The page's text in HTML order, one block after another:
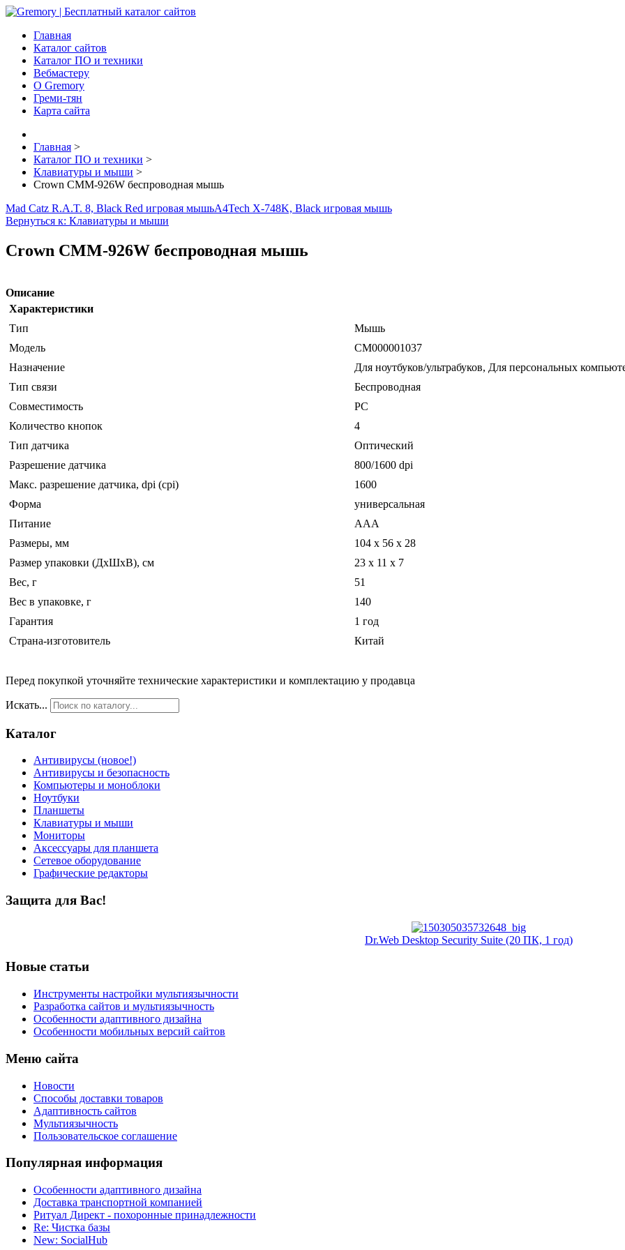
Главная
Каталог сайтов
Каталог ПО и техники
Вебмастеру
О Gremory
Греми-тян
Карта сайта
Главная >
Каталог ПО и техники >
Клавиатуры и мыши >
Crown CMM-926W беспроводная мышь
Mad Catz R.A.T. 8, Black Red игровая мышьA4Tech X-748K, Black игровая мышь
Вернуться к: Клавиатуры и мыши
Crown CMM-926W беспроводная мышь
Описание
Характеристики
Тип
Мышь
Модель
CM000001037
Назначение
Для ноутбуков/ультрабуков, Для персональных
Тип связи
Беспроводная
Совместимость
PC
Количество кнопок
4
Тип датчика
Оптический
Разрешение датчика
800/1600 dpi
Макс. разрешение датчика, dpi (cpi)
1600
Форма
универсальная
Питание
ААА
Размеры, мм
104 х 56 х 28
Размер упаковки (ДхШхВ), см
23 x 11 x 7
Вес, г
51
Вес в упаковке, г
140
Гарантия
1 год
Страна-изготовитель
Китай
Перед покупкой уточняйте технические характеристики и комплектацию у продавца
Искать...
Каталог
Антивирусы (новое!)
Антивирусы и безопасность
Компьютеры и моноблоки
Ноутбуки
Планшеты
Клавиатуры и мыши
Мониторы
Аксессуары для планшета
Сетевое оборудование
Графические редакторы
Защита для Вас!
Dr.Web Desktop Security Suite (20 ПК, 1 год)
Новые статьи
Инструменты настройки мультиязычности
Разработка сайтов и мультиязычность
Особенности адаптивного дизайна
Особенности мобильных версий сайтов
Меню сайта
Новости
Способы доставки товаров
Адаптивность сайтов
Мультиязычность
Пользовательское соглашение
Популярная информация
Особенности адаптивного дизайна
Доставка транспортной компанией
Ритуал Директ - похоронные принадлежности
Re: Чистка базы
New: SocialHub